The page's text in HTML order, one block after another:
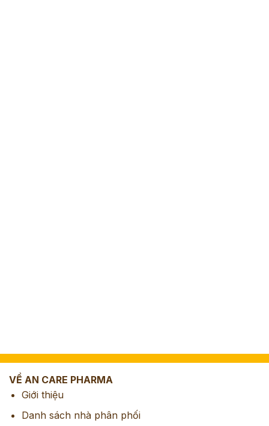
VỀ AN CARE PHARMA
Giới thiệu
Danh sách nhà phân phối